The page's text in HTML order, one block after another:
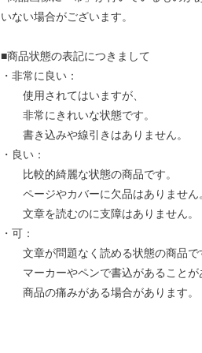
いない場合がございます。
■商品状態の表記につきまして
・非常に良い：
使用されてはいますが、
非常にきれいな状態です。
書き込みや線引きはありません。
・良い：
比較的綺麗な状態の商品です。
ページやカバーに欠品はありません
文章を読むのに支障はありません。
・可：
文章が問題なく読める状態の商品で
マーカーやペンで書込があることが
商品の痛みがある場合があります。